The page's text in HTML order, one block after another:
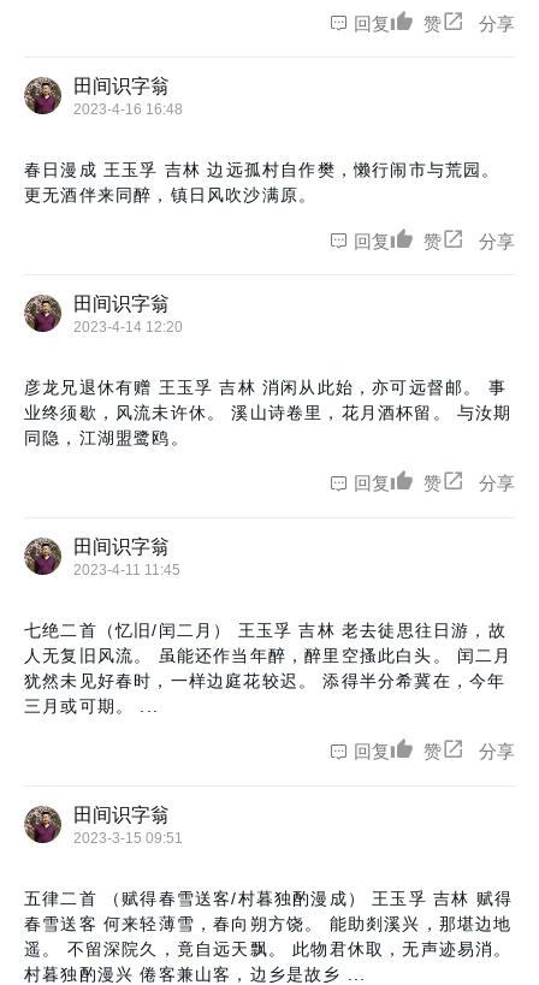
回复 赞 分享
田间识字翁
2023-4-16 16:48
春日漫成 王玉孚 吉林 边远孤村自作樊，懒行闹市与荒园。
更无酒伴来同醉，镇日风吹沙满原。
回复 赞 分享
田间识字翁
2023-4-14 12:20
彦龙兄退休有赠 王玉孚 吉林 消闲从此始，亦可远督邮。 事
业终须歇，风流未许休。 溪山诗卷里，花月酒杯留。 与汝期
同隐，江湖盟鹭鸥。
回复 赞 分享
田间识字翁
2023-4-11 11:45
七绝二首（忆旧/闰二月） 王玉孚 吉林 老去徒思往日游，故
人无复旧风流。 虽能还作当年醉，醉里空搔此白头。 闰二月
犹然未见好春时，一样边庭花较迟。 添得半分希冀在，今年
三月或可期。 ...
回复 赞 分享
田间识字翁
2023-3-15 09:51
五律二首 （赋得春雪送客/村暮独酌漫成） 王玉孚 吉林 赋得
春雪送客 何来轻薄雪，春向朔方饶。 能助剡溪兴，那堪边地
遥。 不留深院久，竟自远天飘。 此物君休取，无声迹易消。
村暮独酌漫兴 倦客兼山客，边乡是故乡 ...